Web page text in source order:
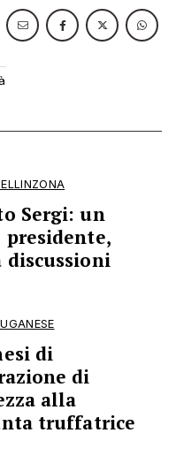
Sergi: un
presidente,
discussioni
di
di
alla
truffatrice